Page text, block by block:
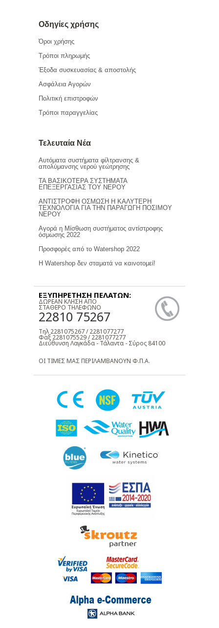
Οδηγίες χρήσης
Όροι χρήσης
Τρόποι πληρωμής
Έξοδα συσκευασίας & αποστολής
Ασφάλεια Αγορών
Πολιτική επιστροφών
Τρόποι παραγγελίας
Τελευταία Νέα
Αυτόματα συστήματα φίλτρανσης &
απολύμανσης νερού γεώτρησης
ΤΑ ΒΑΣΙΚΟΤΕΡΑ ΣΥΣΤΗΜΑΤΑ
ΕΠΕΞΕΡΓΑΣΙΑΣ ΤΟΥ ΝΕΡΟΥ
ΑΝΤΙΣΤΡΟΦΗ ΟΣΜΩΣΗ Η ΚΑΛΥΤΕΡΗ
ΤΕΧΝΟΛΟΓΙΑ ΓΙΑ ΤΗΝ ΠΑΡΑΓΩΓΗ ΠΟΣΙΜΟΥ
ΝΕΡΟΥ
Αγορά η Μίσθωση συστήματος αντίστροφης
όσμωσης 2022
Προσφορές από το Watershop 2022
Η Watershop δεν σταματά να καινοτομεί!
ΕΞΥΠΗΡΕΤΗΣΗ ΠΕΛΑΤΩΝ:
ΔΩΡΕΑΝ ΚΛΗΣΗ ΑΠΟ
ΣΤΑΘΕΡΟ ΤΗΛΕΦΩΝΟ
22810 75267
Τηλ 2281075267 / 2281077277
Φαξ 2281075529 / 2281077277
Διεύθυνση Λαγκάδα - Τάλαντα - Σύρος 84100
ΟΙ ΤΙΜΕΣ ΜΑΣ ΠΕΡΙΛΑΜΒΑΝΟΥΝ Φ.Π.Α.